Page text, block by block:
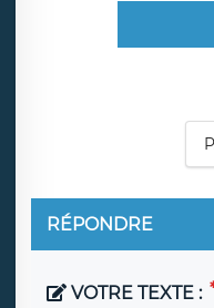
RÉPONDRE
VOTRE TEXTE :